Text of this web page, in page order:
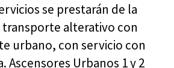
se prestarán de la
alterativo con
urbano, con servicio con
Ascensores Urbanos 1 y 2